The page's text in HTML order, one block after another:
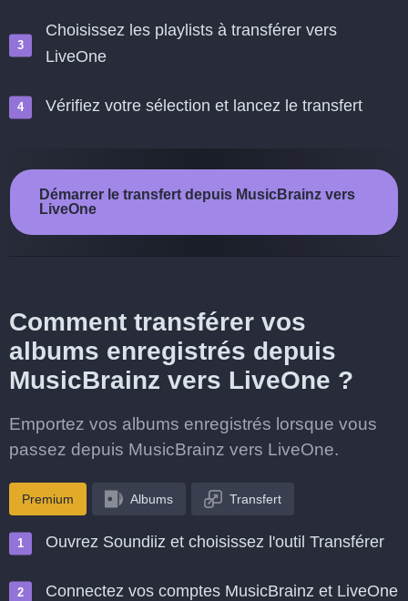
Choisissez les playlists à transférer vers
LiveOne
Vérifiez votre sélection et lancez le transfert
Démarrer le transfert depuis MusicBrainz vers
LiveOne
Comment transférer vos
albums enregistrés depuis
MusicBrainz vers LiveOne ?
Emportez vos albums enregistrés lorsque vous
passez depuis MusicBrainz vers LiveOne.
Premium Albums Transfert
Ouvrez Soundiiz et choisissez l'outil Transférer
Connectez vos comptes MusicBrainz et LiveOne